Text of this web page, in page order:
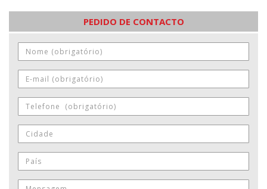
PEDIDO DE CONTACTO